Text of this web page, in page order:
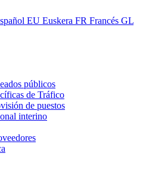
EU Euskera FR Francés GL
públicos
de Tráfico
de puestos
interino